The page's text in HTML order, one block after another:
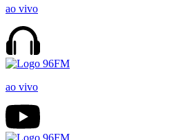
ao vivo
ao vivo